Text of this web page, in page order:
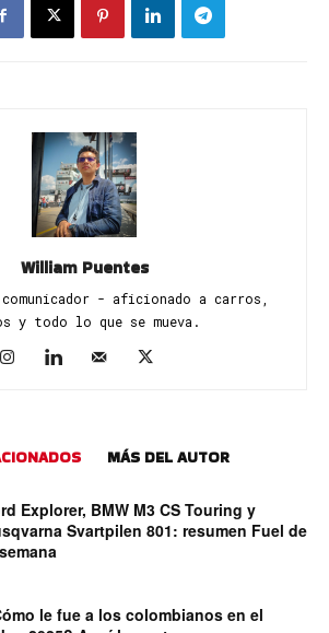
William Puentes
- aficionado a carros,
y todo lo que se mueva.
MÁS DEL AUTOR
Explorer, BMW M3 CS Touring y
Svartpilen 801: resumen Fuel de
le fue a los colombianos en el